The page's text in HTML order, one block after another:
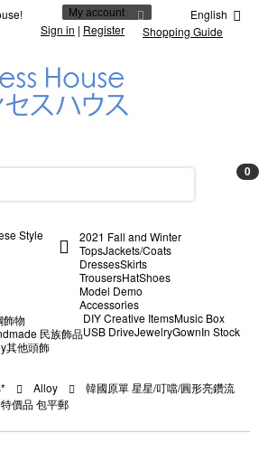
English
My account
Sign in | Register Shopping Guide
0
Style
2021 Fall and Winter
TopsJackets/Coats
DressesSkirts
TrousersHatShoes
Model Demo
Accessories
飾物
民族飾品
其他頭飾
DIY Creative ItemsMusic Box
USB DriveJewelryGownIn Stock
Alloy
韓國原單 星星/叮噹/圓形亮鑽流
價品 包平郵